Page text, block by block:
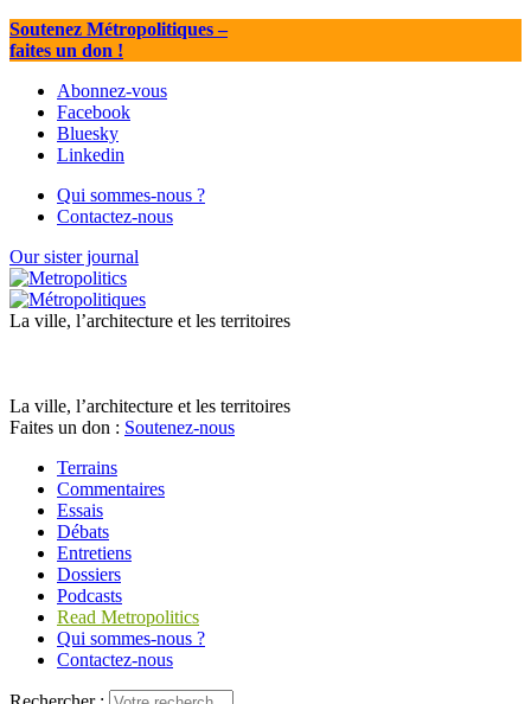
Soutenez Métropolitiques–
faites un don !
Abonnez-vous
Facebook
Bluesky
Linkedin
Qui sommes-nous ?
Contactez-nous
Our sister journal
La ville, l’architecture et les territoires
La ville, l’architecture et les territoires
Faites un don : Soutenez-nous
Terrains
Commentaires
Essais
Débats
Entretiens
Dossiers
Podcasts
Read Metropolitics
Qui sommes-nous ?
Contactez-nous